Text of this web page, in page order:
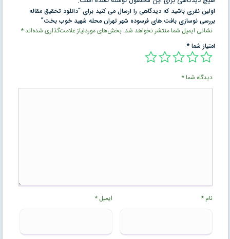
اولین نفری باشید که دیدگاهی را ارسال می کنید برای “دانلود تحقیق مقاله
بررسی نوسازی بافت های فرسوده شهر تهران محله شهید خوب بخت”
نشانی ایمیل شما منتشر نخواهد شد. بخش‌های موردنیاز علامت‌گذاری شده‌اند*
امتیاز شما*
دیدگاه شما*
نام* ایمیل*